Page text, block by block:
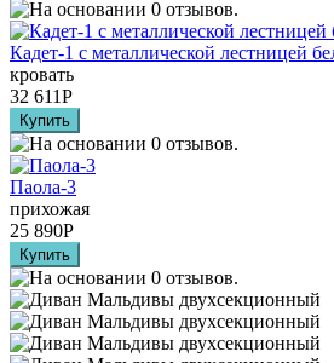
Кадет-1 с металлической лестницей
кровать
32 611Р
Паола-3
прихожая
25 890Р